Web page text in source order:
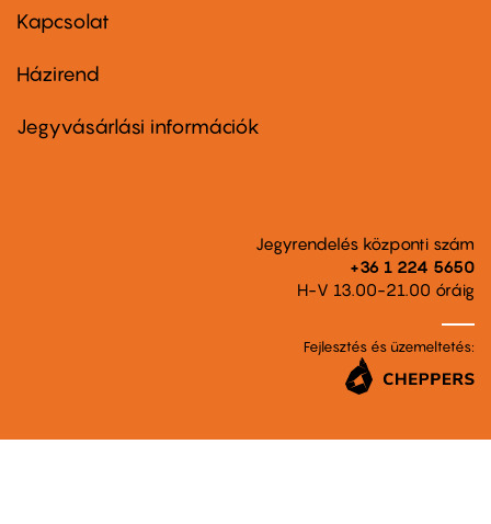
firstKapcsolat
Footer
second
Házirend
Jegyvásárlási információk
Jegyrendelés központi szám
+36 1 224 5650
H-V 13.00-21.00 óráig
Fejlesztés és üzemeltetés: